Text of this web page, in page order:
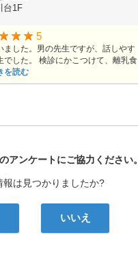
び
アンケートにご協力ください。
報は見つかりましたか?
いいえ
台1F
5
ました。男の先生ですが、話しやす
でした。 検診にかこつけて、離乳食
を読む